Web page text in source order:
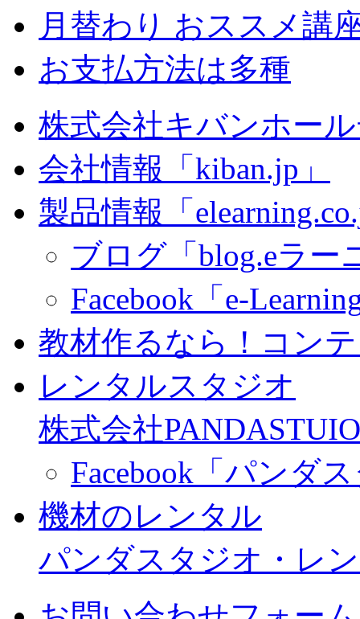
月替わり おススメ講
お支払方法は多種
株式会社キバンホー
会社情報「kiban.jp」
製品情報「
ブログ「blog.eラー
Facebook「e-
教材作るなら！コン
レンタルスタジオ
株式会社
Facebook「パンダ
機材のレンタル
パンダスタジオ・レ